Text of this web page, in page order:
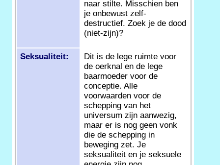
naar stilte. Misschien ben
je onbewust zelf-
destructief. Zoek je de dood
(niet-zijn)?
Seksualiteit:
Dit is de lege ruimte voor
de oerknal en de lege
baarmoeder voor de
conceptie. Alle
voorwaarden voor de
schepping van het
universum zijn aanwezig,
maar er is nog geen vonk
die de schepping in
beweging zet. Je
seksualiteit en je seksuele